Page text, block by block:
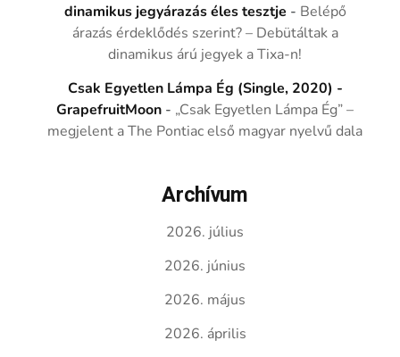
dinamikus jegyárazás éles tesztje - Belépő
árazás érdeklődés szerint? – Debütáltak a
dinamikus árú jegyek a Tixa-n!
Csak Egyetlen Lámpa Ég (Single, 2020) -
GrapefruitMoon - „Csak Egyetlen Lámpa Ég” –
megjelent a The Pontiac első magyar nyelvű dala
Archívum
2026. július
2026. június
2026. május
2026. április